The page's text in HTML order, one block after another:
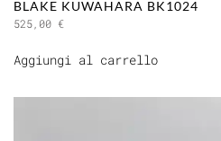
BLAKE KUWAHARA BK1024
525,00 €
Aggiungi al carrello